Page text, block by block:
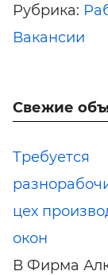
Рубрика:
Вакансии
Свежие
Требуется
цех
окон
В Фирма